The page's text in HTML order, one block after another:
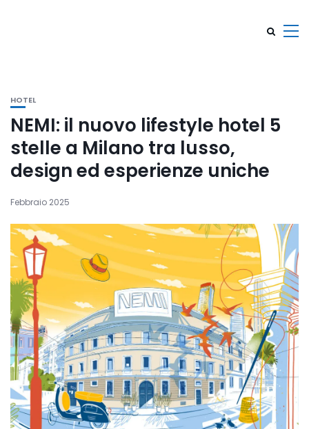
HOTEL
NEMI: il nuovo lifestyle hotel 5
stelle a Milano tra lusso,
design ed esperienze uniche
Febbraio 2025